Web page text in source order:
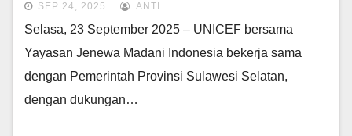
SEP 24, 2025 ANTI
Selasa, 23 September 2025 – UNICEF bersama
Yayasan Jenewa Madani Indonesia bekerja sama
dengan Pemerintah Provinsi Sulawesi Selatan,
dengan dukungan…